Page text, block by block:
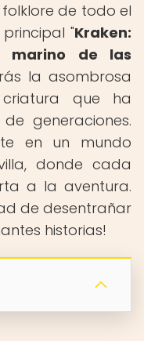
de todo el
"Kraken:
marino de las
la asombrosa
que ha
generaciones.
en un mundo
donde cada
a la aventura.
de desentrañar
historias!